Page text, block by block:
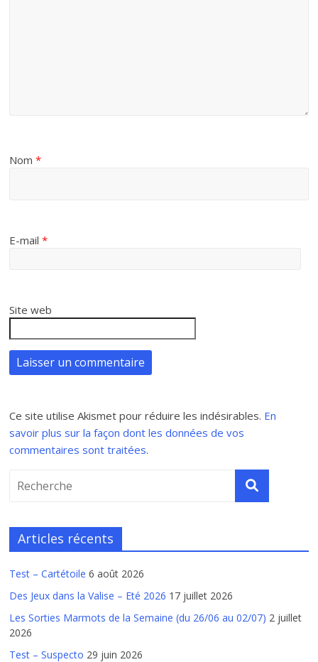
Nom*
E-mail*
Site web
Ce site utilise Akismet pour réduire les indésirables. En
savoir plus sur la façon dont les données de vos
commentaires sont traitées.
Articles récents
Test – Cartétoile 6 août 2026
Des Jeux dans la Valise – Eté 2026 17 juillet 2026
Les Sorties Marmots de la Semaine (du 26/06 au 02/07) 2 juillet
2026
Test – Suspecto 29 juin 2026